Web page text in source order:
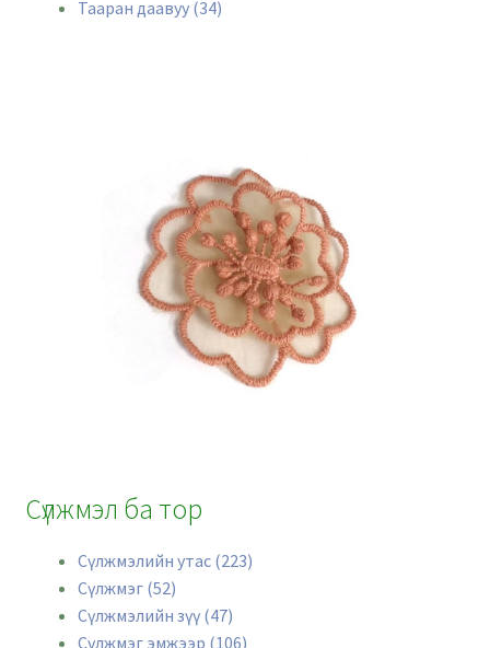
Тааран даавуу (34)
Сүлжмэл ба тор
Сүлжмэлийн утас (223)
Сүлжмэг (52)
Сүлжмэлийн зүү (47)
Сүлжмэг эмжээр (106)